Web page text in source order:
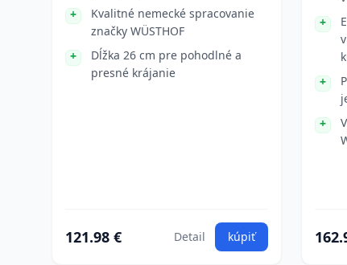
Kvalitné nemecké spracovanie
značky WÜSTHOF
Dĺžka 26 cm pre pohodlné a
presné krájanie
121.98 € Detail kúpiť